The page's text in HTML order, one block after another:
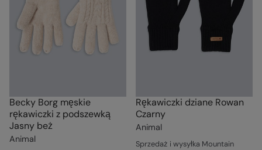
Becky Borg męskie
rękawiczki z podszewką
Jasny beż
Animal
Rękawiczki dziane Rowan
Czarny
Animal
Sprzedaż i wysyłka Mountain